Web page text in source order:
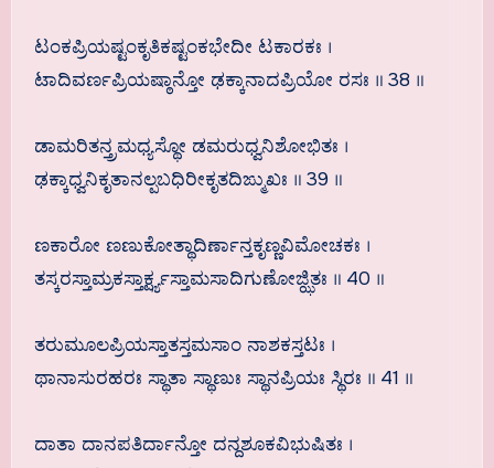
ಟಂಕಪ್ರಿಯಷ್ಟಂಕೃತಿಕಷ್ಟಂಕಭೇದೀ ಟಕಾರಕಃ ।
ಟಾದಿವರ್ಣಪ್ರಿಯಷ್ಠಾನ್ತೋ ಢಕ್ಕಾನಾದಪ್ರಿಯೋ ರಸಃ ॥ 38 ॥
ಡಾಮರಿತನ್ತ್ರಮಧ್ಯಸ್ಥೋ ಡಮರುಧ್ವನಿಶೋಭಿತಃ ।
ಢಕ್ಕಾಧ್ವನಿಕೃತಾನಲ್ಪಬಧಿರೀಕೃತದಿಙ್ಮುಖಃ ॥ 39 ॥
ಣಕಾರೋ ಣಣುಕೋತ್ಥಾದಿರ್ಣಾನ್ತಕೃಣ್ಣವಿಮೋಚಕಃ ।
ತಸ್ಕರಸ್ತಾಮ್ರಕಸ್ತಾರ್ಕ್ಷ್ಯಸ್ತಾಮಸಾದಿಗುಣೋಜ್ಝಿತಃ ॥ 40 ॥
ತರುಮೂಲಪ್ರಿಯಸ್ತಾತಸ್ತಮಸಾಂ ನಾಶಕಸ್ತಟಃ ।
ಥಾನಾಸುರಹರಃ ಸ್ಥಾತಾ ಸ್ಥಾಣುಃ ಸ್ಥಾನಪ್ರಿಯಃ ಸ್ಥಿರಃ ॥ 41 ॥
ದಾತಾ ದಾನಪತಿರ್ದಾನ್ತೋ ದನ್ದಶೂಕವಿಭುಷಿತಃ ।